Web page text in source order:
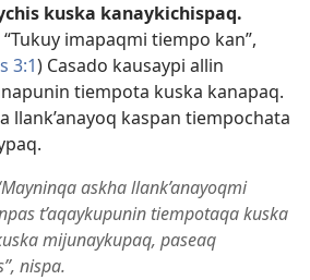
kuska kanaykichispaq.
imapaqmi tiempo kan”,
3:1) Casado kausaypi allin
tiempota kuska kanapaq.
llank’anayoq kaspan tiempochata
askha llank’anayoqmi
t’aqaykupunin tiempotaqa kuska
mijunaykupaq, paseaq
nispa.